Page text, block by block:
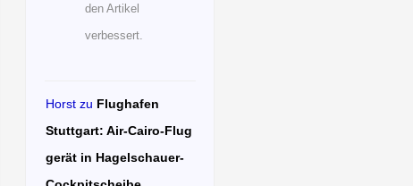
den Artikel
verbessert.
Horstzu Flughafen
Stuttgart: Air-Cairo-Flug
gerät in Hagelschauer-